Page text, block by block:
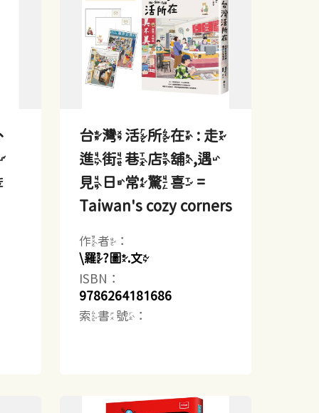
台灣活所在 : 走
進街巷店舖,遇
見日常驚喜 =
Taiwan's cozy corners
作者：
\羅?圖.文
ISBN：
9786264181686
索書號：